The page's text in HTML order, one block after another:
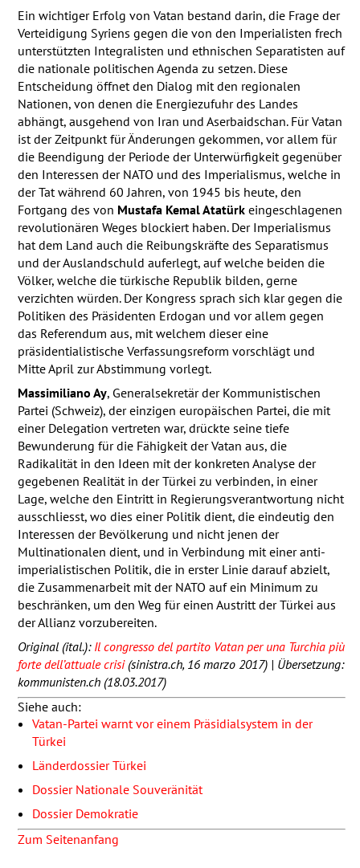
Ein wichtiger Erfolg von Vatan bestand darin, die Frage der
Verteidigung Syriens gegen die von den Imperialisten frech
unterstützten Integralisten und ethnischen Separatisten auf
die nationale politischen Agenda zu setzen. Diese
Entscheidung öffnet den Dialog mit den regionalen
Nationen, von denen die Energiezufuhr des Landes
abhängt, ausgehend von Iran und Aserbaidschan. Für Vatan
ist der Zeitpunkt für Änderungen gekommen, vor allem für
die Beendigung der Periode der Unterwürfigkeit gegenüber
den Interessen der NATO und des Imperialismus, welche in
der Tat während 60 Jahren, von 1945 bis heute, den
Fortgang des von Mustafa Kemal Atatürkeingeschlagenen
revolutionären Weges blockiert haben. Der Imperialismus
hat dem Land auch die Reibungskräfte des Separatismus
und der Auslandschuld auferlegt, auf welche beiden die
Völker, welche die türkische Republik bilden, gerne
verzichten würden. Der Kongress sprach sich klar gegen die
Politiken des Präsidenten Erdogan und vor allem gegen
das Referendum aus, mit welchem dieser eine
präsidentialistische Verfassungsreform vorschlägt und
Mitte April zur Abstimmung vorlegt.
Massimiliano Ay, Generalsekretär der Kommunistischen
Partei (Schweiz), der einzigen europäischen Partei, die mit
einer Delegation vertreten war, drückte seine tiefe
Bewunderung für die Fähigkeit der Vatan aus, die
Radikalität in den Ideen mit der konkreten Analyse der
gegebenen Realität in der Türkei zu verbinden, in einer
Lage, welche den Eintritt in Regierungsverantwortung nicht
ausschliesst, wo dies einer Politik dient, die eindeutig den
Interessen der Bevölkerung und nicht jenen der
Multinationalen dient, und in Verbindung mit einer anti-
imperialistischen Politik, die in erster Linie darauf abzielt,
die Zusammenarbeit mit der NATO auf ein Minimum zu
beschränken, um den Weg für einen Austritt der Türkei aus
der Allianz vorzubereiten.
Original (ital.): Il congresso del partito Vatan per una Turchia più
forte dell’attuale crisi(sinistra.ch, 16 marzo 2017) | Übersetzung:
kommunisten.ch (18.03.2017)
Siehe auch:
Vatan-Partei warnt vor einem Präsidialsystem in der
Türkei
Länderdossier Türkei
Dossier Nationale Souveränität
Dossier Demokratie
Zum Seitenanfang